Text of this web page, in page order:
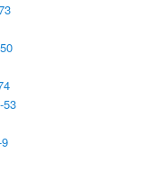
53